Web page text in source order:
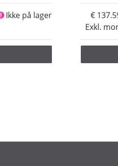
Ikke på lager
Exkl.